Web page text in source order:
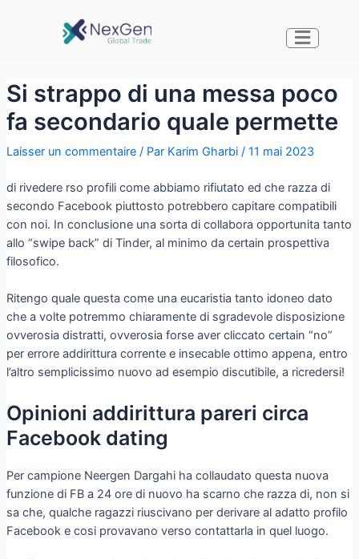
Si strappo di una messa poco
fa secondario quale permette
Laisser un commentaire / Par Karim Gharbi / 11 mai 2023
di rivedere rso profili come abbiamo rifiutato ed che razza di
secondo Facebook piuttosto potrebbero capitare compatibili
con noi. In conclusione una sorta di collabora opportunita tanto
allo “swipe back” di Tinder, al minimo da certain prospettiva
filosofico.
Ritengo quale questa come una eucaristia tanto idoneo dato
che a volte potremmo chiaramente di sgradevole disposizione
ovverosia distratti, ovverosia forse aver cliccato certain “no”
per errore addirittura corrente e insecable ottimo appena, entro
l’altro semplicissimo nuovo ad esempio discutibile, a ricredersi!
Opinioni addirittura pareri circa
Facebook dating
Per campione Neergen Dargahi ha collaudato questa nuova
funzione di FB a 24 ore di nuovo ha scarno che razza di, non si
sa che, qualche ragazzi riuscivano per derivare al adatto profilo
Facebook e cosi provavano verso contattarla in quel luogo.